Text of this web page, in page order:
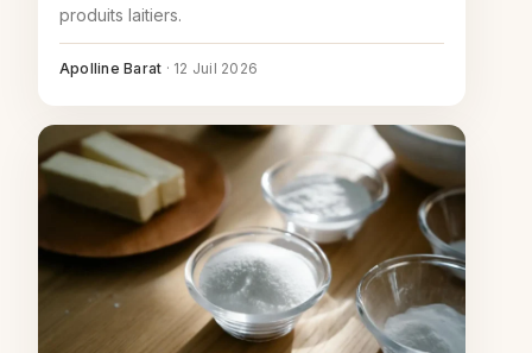
produits laitiers.
Apolline Barat · 12 Juil 2026